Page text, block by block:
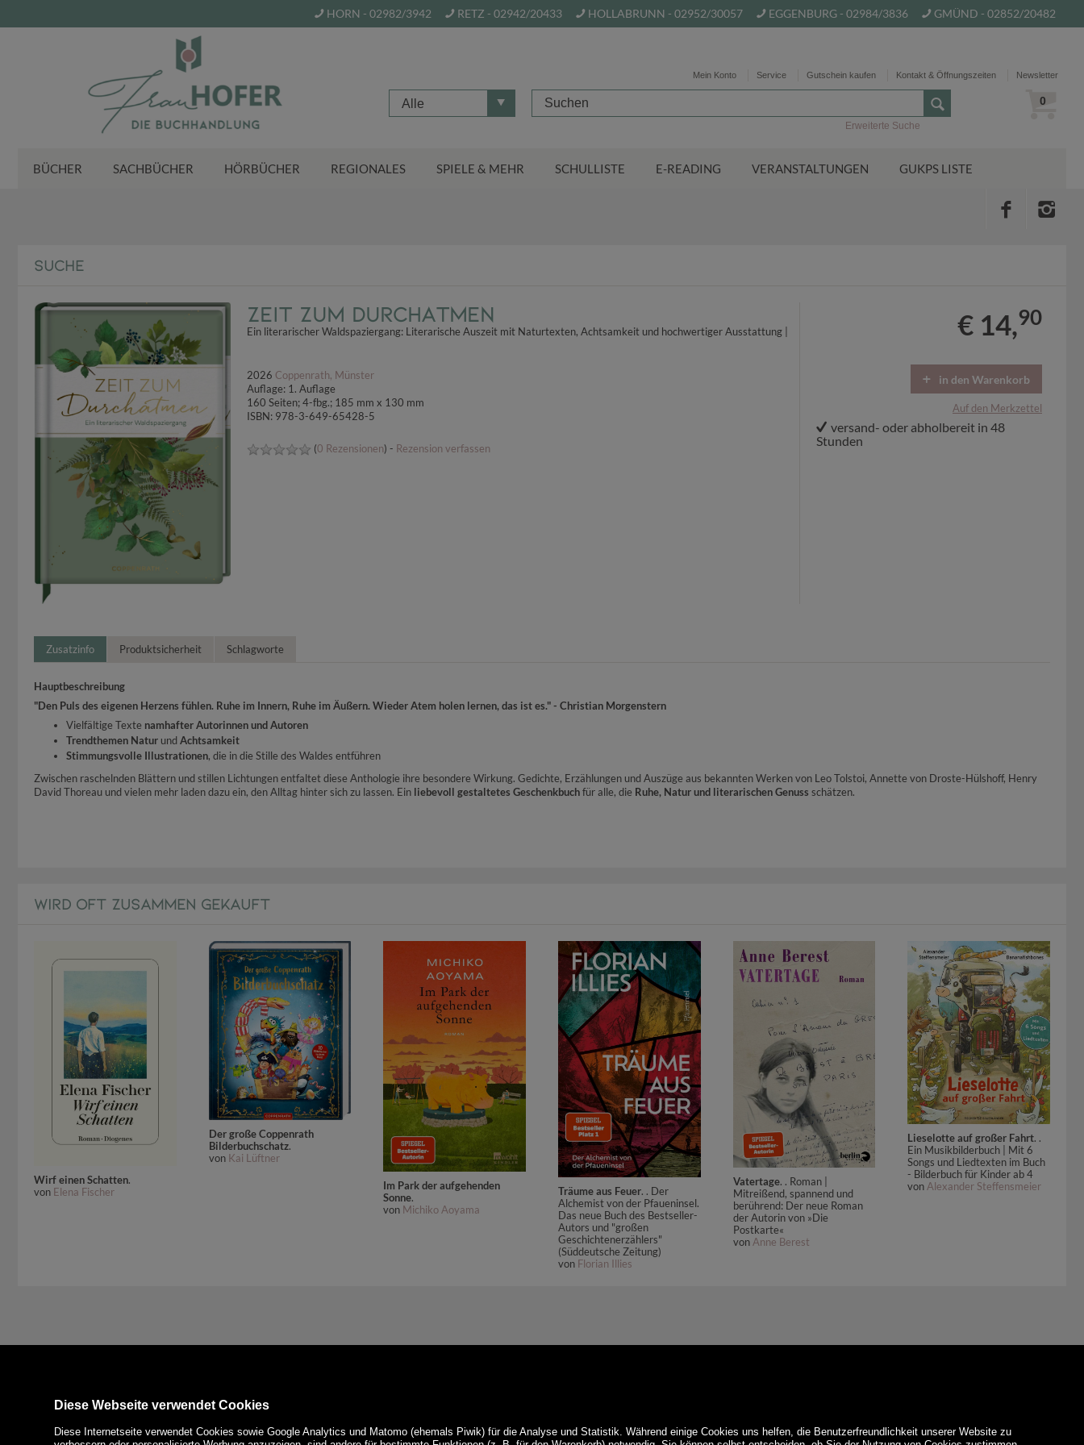
HORN - 02982/3942 RETZ - 02942/20433 HOLLABRUNN - 02952/30057 EGGENBURG - 02984/3836 GMÜND - 02852/20482
Mein Konto Service Gutschein kaufen Kontakt & Öffnungszeiten Newsletter
Alle 0
Erweiterte Suche
BÜCHER SACHBÜCHER HÖRBÜCHER REGIONALES SPIELE & MEHR SCHULLISTE E-READING VERANSTALTUNGEN GUKPS LISTE
SUCHE
Zeit zum Durchatmen
Ein literarischer Waldspaziergang: Literarische Auszeit mit Naturtexten, Achtsamkeit und hochwertiger Ausstattung |
2026 Coppenrath, Münster
Auflage: 1. Auflage
160 Seiten; 4-fbg.; 185 mm x 130 mm
ISBN: 978-3-649-65428-5
(0 Rezensionen) - Rezension verfassen
€ 14,90
in den Warenkorb
Auf den Merkzettel
versand- oder abholbereit in 48
Stunden
Zusatzinfo Produktsicherheit Schlagworte
Hauptbeschreibung
"Den Puls des eigenen Herzens fühlen. Ruhe im Innern, Ruhe im Äußern. Wieder Atem holen lernen, das ist es." - Christian Morgenstern
Vielfältige Texte namhafter Autorinnen und Autoren
Trendthemen Natur undAchtsamkeit
Stimmungsvolle Illustrationen, die in die Stille des Waldes entführen
Zwischen raschelnden Blättern und stillen Lichtungen entfaltet diese Anthologie ihre besondere Wirkung. Gedichte, Erzählungen und Auszüge aus bekannten Werken von Leo Tolstoi, Annette von Droste-Hülshoff, Henry
David Thoreau und vielen mehr laden dazu ein, den Alltag hinter sich zu lassen. Ein liebevoll gestaltetes Geschenkbuchfür alle, die Ruhe, Natur und literarischen Genuss schätzen.
WIRD OFT ZUSAMMEN GEKAUFT
Wirf einen Schatten.
von Elena Fischer
Der große Coppenrath
Bilderbuchschatz.
von Kai Lüftner
Im Park der aufgehenden
Sonne.
von Michiko Aoyama
Träume aus Feuer. . Der
Alchemist von der Pfaueninsel.
Das neue Buch des Bestseller-
Autors und "großen
Geschichtenerzählers"
(Süddeutsche Zeitung)
von Florian Illies
Vatertage. . Roman |
Mitreißend, spannend und
berührend: Der neue Roman
der Autorin von »Die
Postkarte«
von Anne Berest
Lieselotte auf großer Fahrt. .
Ein Musikbilderbuch | Mit 6
Songs und Liedtexten im Buch
- Bilderbuch für Kinder ab 4
von Alexander Steffensmeier
Diese Webseite verwendet Cookies
Diese Internetseite verwendet Cookies sowie Google Analytics und Matomo (ehemals Piwik) für die Analyse und Statistik. Während einige Cookies uns helfen, die Benutzerfreundlichkeit unserer Website zu